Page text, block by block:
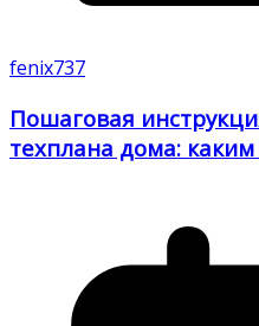
fenix737
Пошаговая
техплана дома: